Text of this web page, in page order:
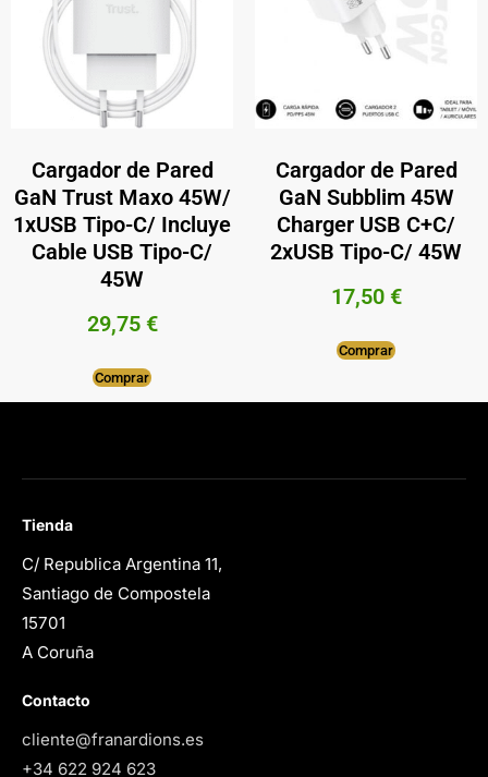
Cargador de Pared
GaN Trust Maxo 45W/
1xUSB Tipo-C/ Incluye
Cable USB Tipo-C/
45W
29,75 €
Comprar
Cargador de Pared
GaN Subblim 45W
Charger USB C+C/
2xUSB Tipo-C/ 45W
17,50 €
Comprar
Tienda
C/ Republica Argentina 11,
Santiago de Compostela
15701
A Coruña
Contacto
cliente@franardions.es
+34 622 924 623